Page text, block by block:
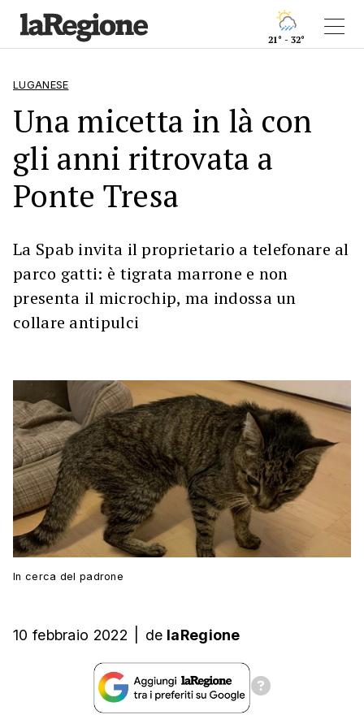
21° - 32°
LUGANESE
Una micetta in là con
gli anni ritrovata a
Ponte Tresa
La Spab invita il proprietario a telefonare al
parco gatti: è tigrata marrone e non
presenta il microchip, ma indossa un
collare antipulci
In cerca del padrone
10 febbraio 2022 de laRegione